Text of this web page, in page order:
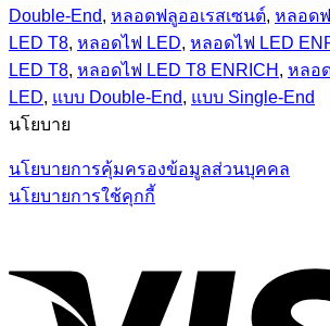
Double-End, หลอดฟลูออเรสเซนต์, หลอดฟ
LED T8, หลอดไฟ LED, หลอดไฟ LED
LED T8, หลอดไฟ LED T8 ENRICH , หลอ
LED, แบบ Double-End, แบบ Single-End
นโยบาย
นโยบายการคุ้มครองข้อมูลส่วนบุคคล
นโยบายการใช้คุกกี้